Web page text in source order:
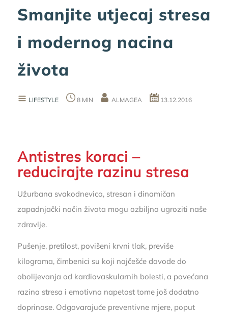
Smanjite utjecaj stresa
i modernog nacina
života
LIFESTYLE 8 MIN ALMAGEA 13.12.2016
Antistres koraci –
reducirajte razinu stresa
Užurbana svakodnevica, stresan i dinamičan
zapadnjački način života mogu ozbiljno ugroziti naše
zdravlje.
Pušenje, pretilost, povišeni krvni tlak, previše
kilograma, čimbenici su koji najčešće dovode do
obolijevanja od kardiovaskularnih bolesti, a povećana
razina stresa i emotivna napetost tome još dodatno
doprinose. Odgovarajuće preventivne mjere, poput